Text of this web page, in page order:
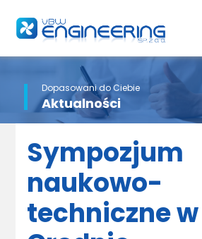
Dopasowani do Ciebie
Aktualności
Sympozjum
naukowo-
techniczne w